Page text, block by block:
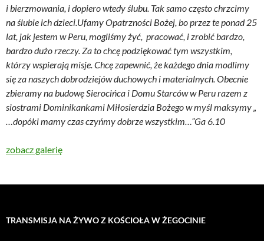
i bierzmowania, i dopiero wtedy ślubu. Tak samo często chrzcimy
na ślubie ich dzieci.Ufamy Opatrzności Bożej, bo przez te ponad 25
lat, jak jestem w Peru, mogliśmy żyć, pracować, i zrobić bardzo,
bardzo dużo rzeczy. Za to chcę podziękować tym wszystkim,
którzy wspierają misje. Chcę zapewnić, że każdego dnia modlimy
się za naszych dobrodziejów duchowych i materialnych. Obecnie
zbieramy na budowę Sierocińca i Domu Starców w Peru razem z
siostrami Dominikankami Miłosierdzia Bożego w myśl maksymy „
…dopóki mamy czas czyńmy dobrze wszystkim…”Ga 6.10
zobacz galerię
TRANSMISJA NA ŻYWO Z KOŚCIOŁA W ŻEGOCINIE